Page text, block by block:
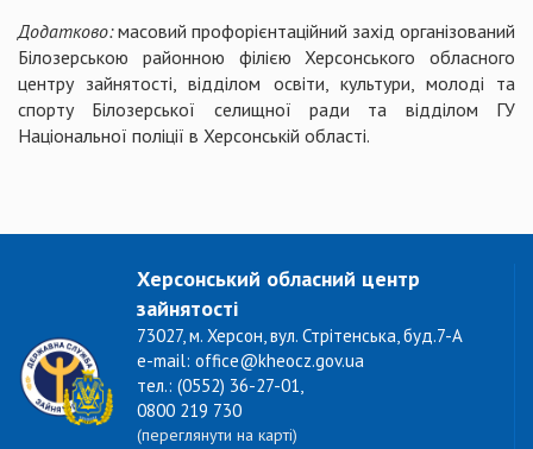
Додатково:масовий профорієнтаційний захід організований
Білозерською районною філією Херсонського обласного
центру зайнятості, відділом освіти, культури, молоді та
спорту Білозерської селищної ради та відділом ГУ
Національної поліції в Херсонській області.
Херсонський обласний центр
зайнятості
73027, м. Херсон, вул. Стрітенська, буд.7-А
e-mail: office@kheocz.gov.ua
тел.: (0552) 36-27-01,
0800 219 730
(переглянути на карті)